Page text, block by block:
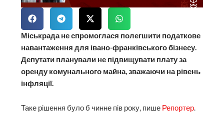
Міськрада не спромоглася полегшити податкове
навантаження для івано-франківського бізнесу.
Депутати планували не підвищувати плату за
оренду комунального майна, зважаючи на рівень
інфляції.
Таке рішення було б чинне пів року, пише Репортер.